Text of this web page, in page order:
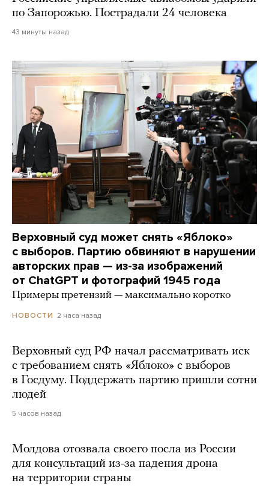
по Запорожью. Пострадали 24 человека
43 минуты назад
Верховный суд может снять «Яблоко»
с выборов. Партию обвиняют в нарушении
авторских прав — из-за изображений
от ChatGPT и фотографий 1945 года
Примеры претензий — максимально коротко
НОВОСТИ 2 часа назад
Верховный суд РФ начал рассматривать иск
с требованием снять «Яблоко» с выборов
в Госдуму. Поддержать партию пришли сотни
людей
5 часов назад
Молдова отозвала своего посла из России
для консультаций из-за падения дрона
на территории страны